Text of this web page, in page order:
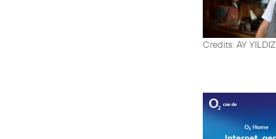
Credits: AY YILDIZ